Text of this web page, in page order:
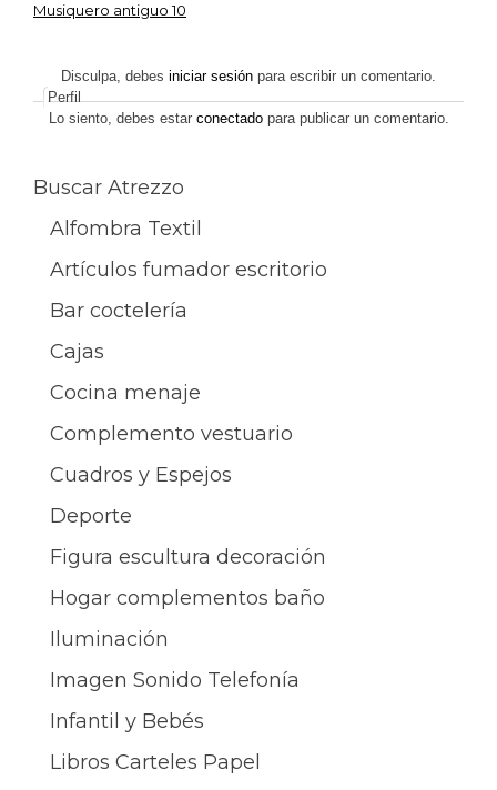
Navegación
de
entradas
Musiquero antiguo 10
Disculpa, debes iniciar sesión para escribir un comentario.
Perfil
Lo siento, debes estar conectadopara publicar un comentario.
Buscar Atrezzo
Alfombra Textil
Artículos fumador escritorio
Bar coctelería
Cajas
Cocina menaje
Complemento vestuario
Cuadros y Espejos
Deporte
Figura escultura decoración
Hogar complementos baño
Iluminación
Imagen Sonido Telefonía
Infantil y Bebés
Libros Carteles Papel